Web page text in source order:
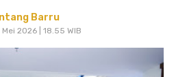
Barru
Mei 2026 | 18.55 WIB